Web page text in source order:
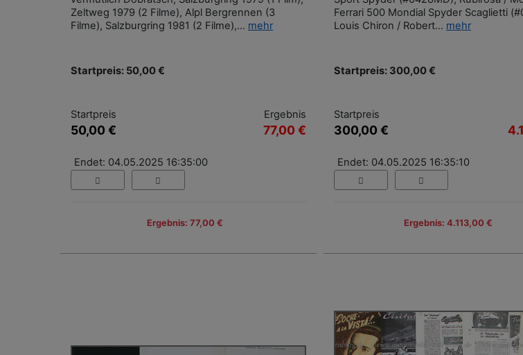
Zeltweg 1979 (2 Filme), Alpl Bergrennen (3
Filme), Salzburgring 1981 (2 Filme),... mehr
Startpreis: 50,00 €
Startpreis
50,00 €
Ergebnis
77,00 €
Endet: 04.05.2025 16:35:00
Ergebnis: 77,00 €
Ferrari 500 Mondial Spyder Scaglietti
Louis Chiron / Robert... mehr
Startpreis: 300,00 €
Startpreis
300,00 €
Endet: 04.05.2025 16:35:10
Ergebnis: 4.113,00 €